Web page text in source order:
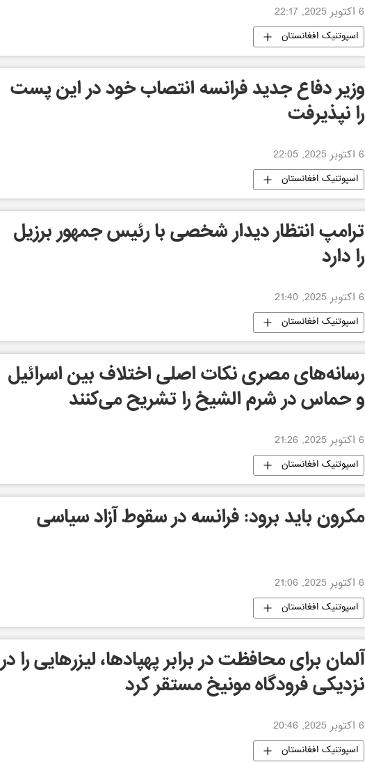
6 اکتوبر 2025, 22:17
اسپوتنیک افغانستان
وزیر دفاع جدید فرانسه انتصاب خود در این پست
را نپذیرفت
6 اکتوبر 2025, 22:05
اسپوتنیک افغانستان
ترامپ انتظار دیدار شخصی با رئیس جمهور برزیل
را دارد
6 اکتوبر 2025, 21:40
اسپوتنیک افغانستان
رسانه‌های مصری نکات اصلی اختلاف بین اسرائیل
و حماس در شرم الشیخ را تشریح می‌کنند
6 اکتوبر 2025, 21:26
اسپوتنیک افغانستان
مکرون باید برود: فرانسه در سقوط آزاد سیاسی
6 اکتوبر 2025, 21:06
اسپوتنیک افغانستان
آلمان برای محافظت در برابر پهپادها، لیزرهایی را در
نزدیکی فرودگاه مونیخ مستقر کرد
6 اکتوبر 2025, 20:46
اسپوتنیک افغانستان